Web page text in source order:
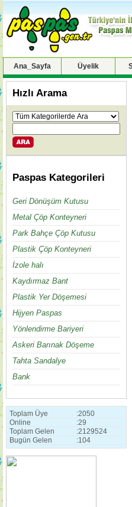
Ana_Sayfa Üyelik
Hızlı Arama
Paspas Kategorileri
Geri Dönüşüm Kutusu
Metal Çöp Konteyneri
Park Bahçe Çöp Kutusu
Plastik Çöp Konteyneri
İzole halı
Kaydırmaz Bant
Plastik Yer Döşemesi
Hijyen Paspas
Yönlendirme Bariyeri
Askeri Barınak Döşeme
Tahta Sandalye
Bank
Toplam Üye :2050
Online
:29
Toplam Gelen
:2129524
Bugün Gelen
:104